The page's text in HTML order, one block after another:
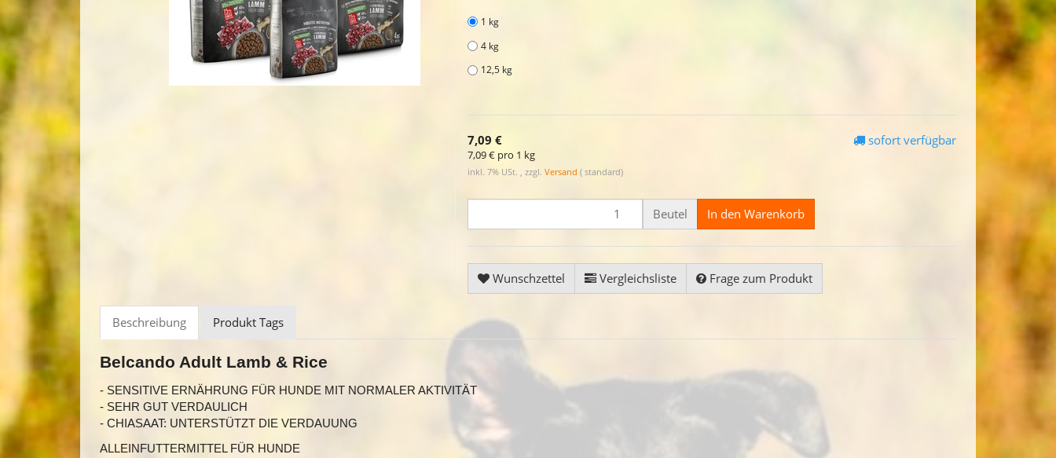
1 kg
4 kg
12,5 kg
7,09 €
7,09 € pro 1 kg
inkl. 7% USt. , zzgl. Versand ( standard)
sofort verfügbar
Beutel In den Warenkorb
Wunschzettel Vergleichsliste Frage zum Produkt
Beschreibung Produkt Tags
Belcando Adult Lamb & Rice
- SENSITIVE ERNÄHRUNG FÜR HUNDE MIT NORMALER AKTIVITÄT
- SEHR GUT VERDAULICH
- CHIASAAT: UNTERSTÜTZT DIE VERDAUUNG
ALLEINFUTTERMITTEL FÜR HUNDE